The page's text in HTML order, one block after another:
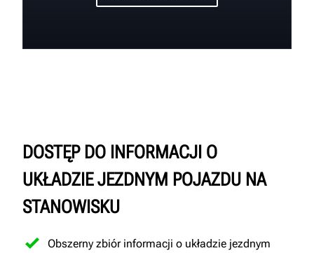
DOSTĘP DO INFORMACJI O
UKŁADZIE JEZDNYM POJAZDU NA
STANOWISKU
Obszerny zbiór informacji o układzie jezdnym